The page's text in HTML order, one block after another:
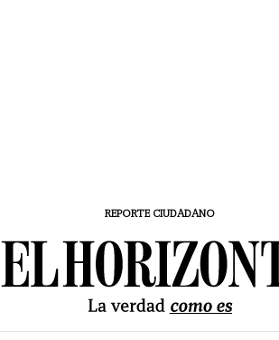
REPORTE CIUDADANO